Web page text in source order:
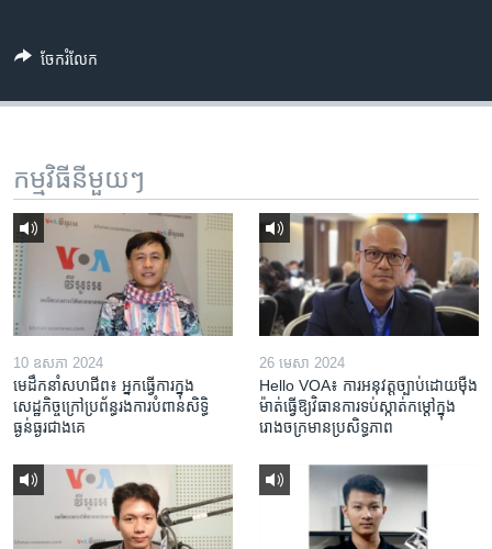
ចែករំលែក
កម្មវិធី​នីមួយៗ
10 ឧសភា 2024
មេដឹកនាំសហជីព៖ អ្នកធ្វើការក្នុង
សេដ្ឋកិច្ចក្រៅប្រព័ន្ធរងការបំពានសិទ្ធិ
ធ្ងន់ធ្ងរជាងគេ
26 មេសា 2024
Hello VOA៖ ការអនុវត្ត​ច្បាប់​ដោយ​ម៉ឺង
ម៉ាត់​ធ្វើ​ឱ្យ​វិធានការ​ទប់ស្កាត់​កម្តៅ​ក្នុង​
រោងចក្រ​មាន​ប្រសិទ្ធភាព​​